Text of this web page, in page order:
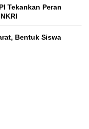
Tekankan Peran
Bentuk Siswa